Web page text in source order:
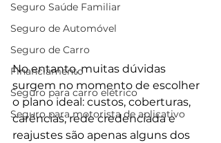
Seguro Saúde Familiar
Seguro de Automóvel
Seguro de Carro
Financiamento
Seguro para carro elétrico
Seguro para motorista de aplicativo
No entanto, muitas dúvidas
surgem no momento de escolher
o plano ideal: custos, coberturas,
carências, rede credenciada e
reajustes são apenas alguns dos